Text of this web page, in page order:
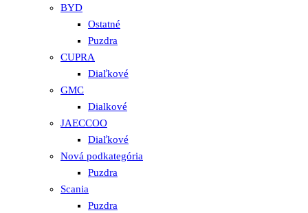
BYD
Ostatné
Puzdra
CUPRA
Diaľkové
GMC
Dialkové
JAECCOO
Diaľkové
Nová podkategória
Puzdra
Scania
Puzdra